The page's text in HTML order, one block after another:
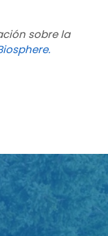
sobre la